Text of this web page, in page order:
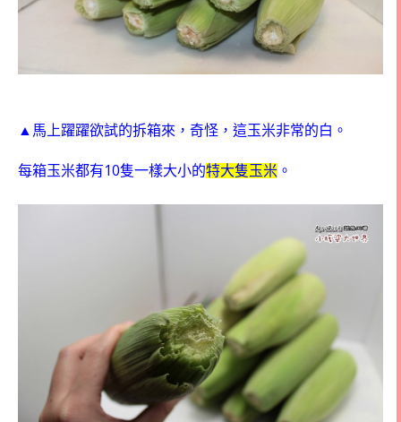
▲馬上躍躍欲試的拆箱來，奇怪，這玉米非常的白。
每箱玉米都有10隻一樣大小的特大隻玉米 。